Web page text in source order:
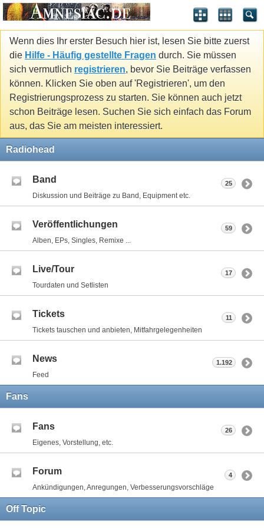
Wenn dies Ihr erster Besuch hier ist, lesen Sie bitte zuerst
die Hilfe - Häufig gestellte Fragen durch. Sie müssen
sich vermutlich registrieren, bevor Sie Beiträge verfassen
können. Klicken Sie oben auf 'Registrieren', um den
Registrierungsprozess zu starten. Sie können auch jetzt
schon Beiträge lesen. Suchen Sie sich einfach das Forum
aus, das Sie am meisten interessiert.
Radiohead
Band
Diskussion und Beiträge zu Band, Equipment etc.
25
Veröffentlichungen
Alben, EPs, Singles, Remixe ...
59
Live/Tour
Tourdaten und Setlisten
17
Tickets
Tickets tauschen und anbieten, Mitfahrgelegenheiten
11
News
Feed
1.192
Fans
Fans
Eigenes, Vorstellung, etc.
26
Forum
Ankündigungen, Anregungen, Verbesserungsvorschläge
4
Off Topic